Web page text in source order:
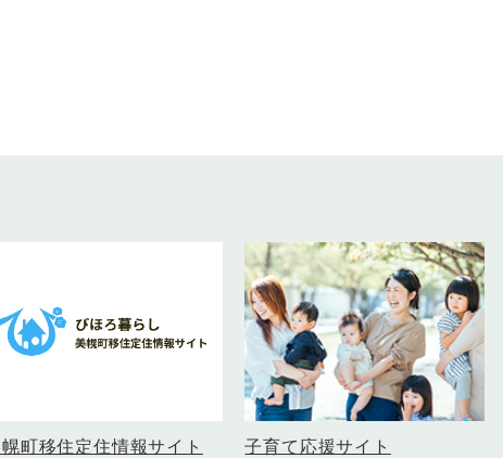
町移住定住情報サイト 子育て応援サイト